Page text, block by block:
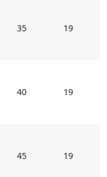
35 19
40 19
45 19